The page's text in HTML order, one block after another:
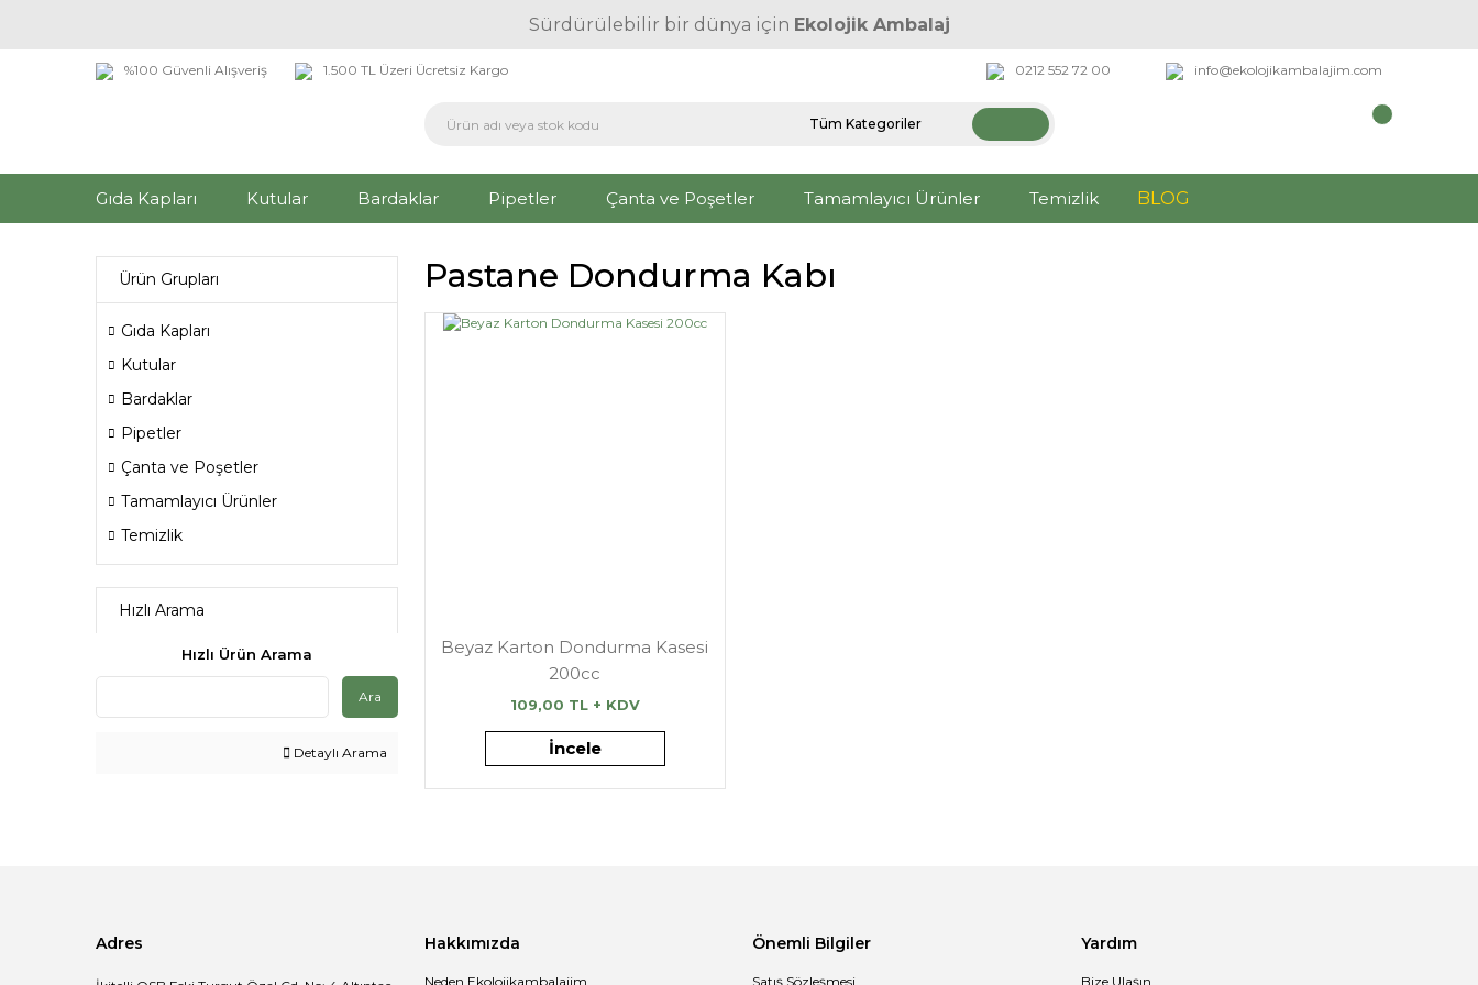
Sürdürülebilir bir dünya için Ekolojik Ambalaj
%100 Güvenli Alışveriş 1.500 TL Üzeri Ücretsiz Kargo 0212 552 72 00 info@ekolojikambalajim.com
Gıda Kapları Kutular Bardaklar Pipetler Çanta ve Poşetler Tamamlayıcı Ürünler Temizlik BLOG
Ürün Grupları
Gıda Kapları
Kutular
Bardaklar
Pipetler
Çanta ve Poşetler
Tamamlayıcı Ürünler
Temizlik
Hızlı Arama
Hızlı Ürün Arama
Ara
Detaylı Arama
Pastane Dondurma Kabı
Beyaz Karton Dondurma Kasesi
200cc
109,00 TL + KDV
İncele
Adres Hakkımızda
Neden Ekolojikambalajim
Önemli Bilgiler
Satış Sözleşmesi
Yardım
Bize Ulaşın